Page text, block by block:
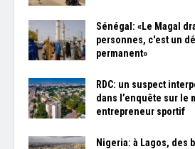
Sénégal: «Le Magal
personnes, c'est un
permanent»
RDC: un suspect
dans l’enquête sur le
entrepreneur sportif
Nigeria: à Lagos, des